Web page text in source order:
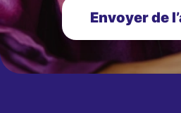
Envoyer de